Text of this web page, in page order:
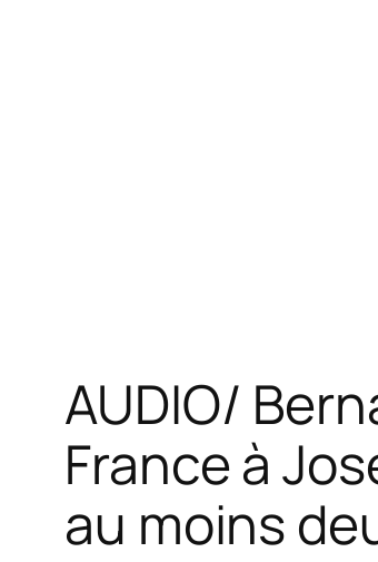
AUDIO/
France à
au moins